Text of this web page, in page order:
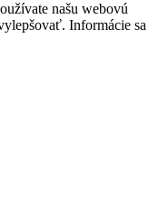
našu webovú
Informácie sa